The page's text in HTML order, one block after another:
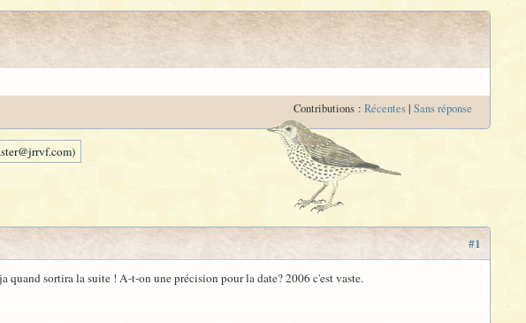
Contributions : Récentes| Sans réponse
#1
quand sortira la suite ! A-t-on une précision pour la date? 2006 c'est vaste.